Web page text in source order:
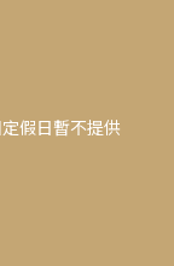
假日暫不提供